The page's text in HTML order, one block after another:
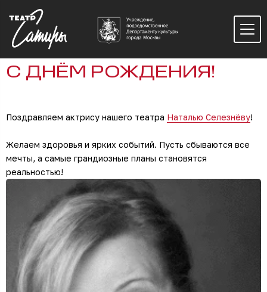
С ДНЁМ РОЖДЕНИЯ!
Поздравляем актрису нашего театра Наталью Селезнёву!
Желаем здоровья и ярких событий. Пусть сбываются все
мечты, а самые грандиозные планы становятся
реальностью!